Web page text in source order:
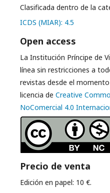
Clasificada dentro de la
ICDS (MIAR): 4.5
Open access
La Institución Príncipe de
línea sin restricciones a
revistas desde el
licencia de Creative
NoComercial 4.0
Precio de venta
Edición en papel: 10 €.